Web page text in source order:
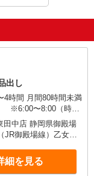
出し
4時間 月間80時間未満
※6:00〜8:00（時給
【契約期間】 試
新 ※試用期間中も条
田中店 静岡県御殿場
JR御殿場線）乙女口
）（約74分）
細を見る